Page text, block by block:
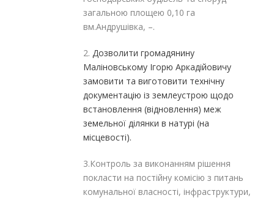
загальною площею 0,10 га
вм.Андрушівка, –.
2. Дозволити громадянину
Маліновському Ігорю Аркадійовичу
замовити та виготовити технічну
документацію із землеустрою щодо
встановлення (відновлення) меж
земельної ділянки в натурі (на
місцевості).
3.Контроль за виконанням рішення
покласти на постійну комісію з питань
комунальної власності, інфраструктури,